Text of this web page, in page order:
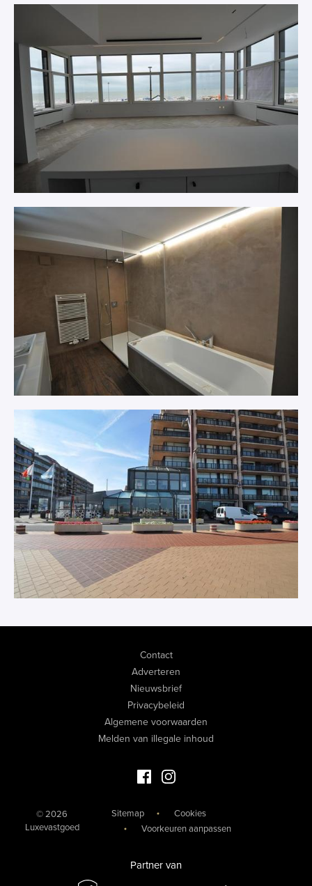
Contact
Adverteren
Nieuwsbrief
Privacybeleid
Algemene voorwaarden
Melden van illegale inhoud
Facebook Luxevastgoed
Instagram Luxevastgoed
© 2026
Luxevastgoed
Sitemap
Cookies
Voorkeuren aanpassen
Partner van